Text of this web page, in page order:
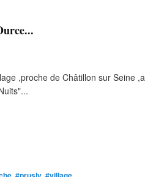
,proche de Châtillon sur Seine